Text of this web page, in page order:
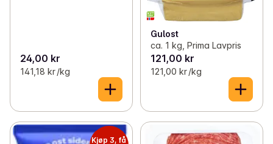
24,00 kr
141,18 kr /kg
Gulost
ca. 1 kg, Prima Lavpris
121,00 kr
121,00 kr /kg
Kjøp 3, få